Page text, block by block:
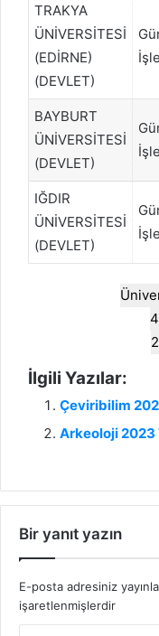
TRAKYA
ÜNİVERSİTESİ
(EDİRNE)
(DEVLET)
BAYBURT
ÜNİVERSİTESİ
(DEVLET)
IĞDIR
ÜNİVERSİTESİ
(DEVLET)
İlgili Yazılar:
Çeviribilim
Arkeoloji 2023
Bir yanıt yazın
E-posta adresiniz
işaretlenmişlerdir